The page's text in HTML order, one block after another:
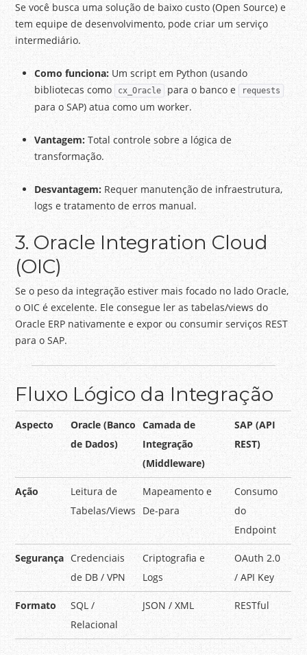
Se você busca uma solução de baixo custo (Open Source) e
tem equipe de desenvolvimento, pode criar um serviço
intermediário.
Como funciona: Um script em Python (usando
bibliotecas como
cx_Oracle para o banco e requests
para o SAP) atua como um worker.
Vantagem: Total controle sobre a lógica de
transformação.
Desvantagem: Requer manutenção de infraestrutura,
logs e tratamento de erros manual.
3. Oracle Integration Cloud
(OIC)
Se o peso da integração estiver mais focado no lado Oracle,
o OIC é excelente. Ele consegue ler as tabelas/views do
Oracle ERP nativamente e expor ou consumir serviços REST
para o SAP.
Fluxo Lógico da Integração
Aspecto
Oracle (Banco
de Dados)
Camada de
Integração
(Middleware)
SAP (API
REST)
Ação
Leitura de
Tabelas/Views
Mapeamento e
De-para
Consumo
do
Endpoint
Segurança Credenciais
de DB / VPN
Criptografia e
Logs
OAuth 2.0
/ API Key
Formato
SQL /
Relacional
JSON / XML RESTful